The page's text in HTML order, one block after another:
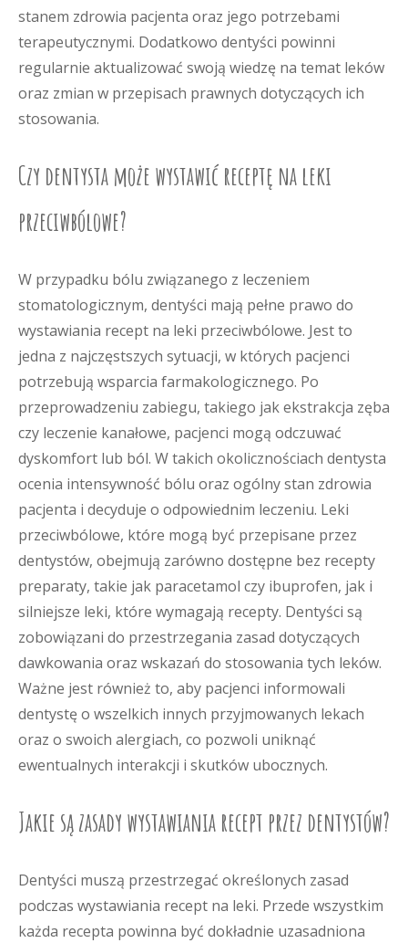
stanem zdrowia pacjenta oraz jego potrzebami
terapeutycznymi. Dodatkowo dentyści powinni
regularnie aktualizować swoją wiedzę na temat leków
oraz zmian w przepisach prawnych dotyczących ich
stosowania.
Czy dentysta może wystawić receptę na leki
przeciwbólowe?
W przypadku bólu związanego z leczeniem
stomatologicznym, dentyści mają pełne prawo do
wystawiania recept na leki przeciwbólowe. Jest to
jedna z najczęstszych sytuacji, w których pacjenci
potrzebują wsparcia farmakologicznego. Po
przeprowadzeniu zabiegu, takiego jak ekstrakcja zęba
czy leczenie kanałowe, pacjenci mogą odczuwać
dyskomfort lub ból. W takich okolicznościach dentysta
ocenia intensywność bólu oraz ogólny stan zdrowia
pacjenta i decyduje o odpowiednim leczeniu. Leki
przeciwbólowe, które mogą być przepisane przez
dentystów, obejmują zarówno dostępne bez recepty
preparaty, takie jak paracetamol czy ibuprofen, jak i
silniejsze leki, które wymagają recepty. Dentyści są
zobowiązani do przestrzegania zasad dotyczących
dawkowania oraz wskazań do stosowania tych leków.
Ważne jest również to, aby pacjenci informowali
dentystę o wszelkich innych przyjmowanych lekach
oraz o swoich alergiach, co pozwoli uniknąć
ewentualnych interakcji i skutków ubocznych.
Jakie są zasady wystawiania recept przez dentystów?
Dentyści muszą przestrzegać określonych zasad
podczas wystawiania recept na leki. Przede wszystkim
każda recepta powinna być dokładnie uzasadniona